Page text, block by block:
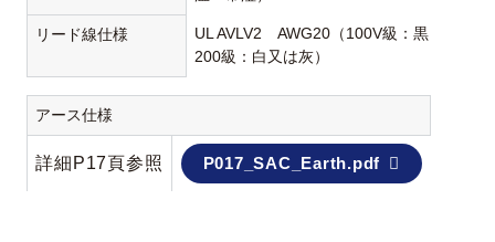
リード線仕様
UL AVLV2 AWG20（100V級：黒
200級：白又は灰）
アース仕様
詳細P17頁参照 P017_SAC_Earth.pdf